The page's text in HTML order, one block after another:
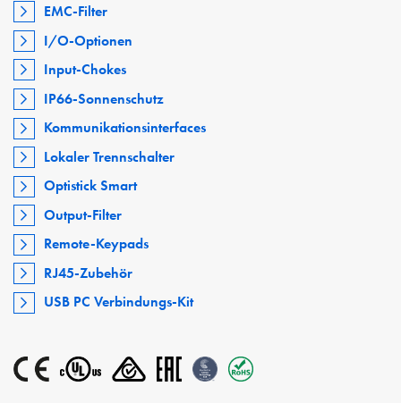
EMC-Filter
I/O-Optionen
Input-Chokes
IP66-Sonnenschutz
Kommunikationsinterfaces
Lokaler Trennschalter
Optistick Smart
Output-Filter
Remote-Keypads
RJ45-Zubehör
USB PC Verbindungs-Kit